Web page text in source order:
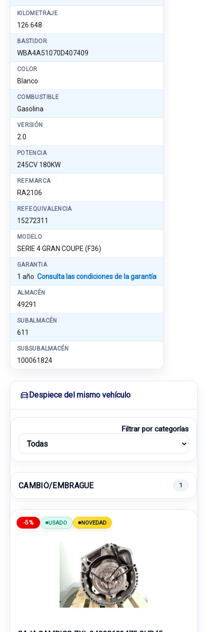
KILOMETRAJE
126.648
BASTIDOR
WBA4A51070D407409
COLOR
Blanco
COMBUSTIBLE
Gasolina
VERSIÓN
2.0
POTENCIA
245CV 180KW
REF.MARCA
RA2106
REF.EQUIVALENCIA
15272311
MODELO
SERIE 4 GRAN COUPE (F36)
GARANTIA
1 año Consulta las condiciones de la garantía
ALMACÉN
49291
SUBALMACÉN
611
SUBSUBALMACÉN
100061824
Despiece del mismo vehículo
Filtrar por categorías
CAMBIO/EMBRAGUE 1
-5% USADO NOVEDAD